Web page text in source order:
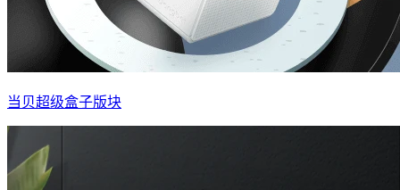
当贝超级盒子版块